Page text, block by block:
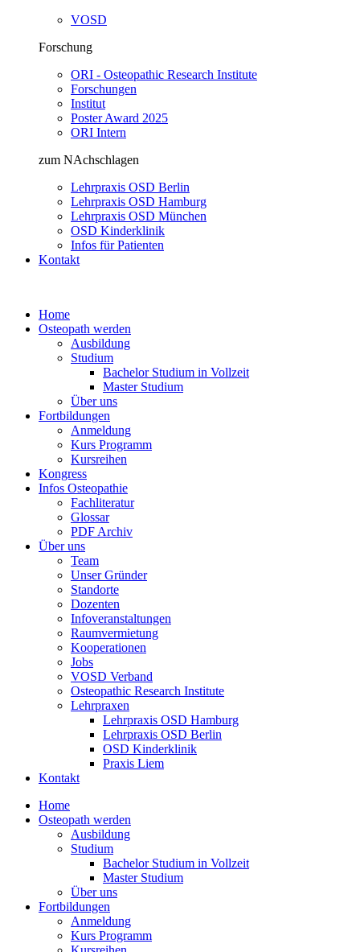
VOSD
Forschung
ORI - Osteopathic Research Institute
Forschungen
Institut
Poster Award 2025
ORI Intern
zum NAchschlagen
Lehrpraxis OSD Berlin
Lehrpraxis OSD Hamburg
Lehrpraxis OSD München
OSD Kinderklinik
Infos für Patienten
Kontakt
Home
Osteopath werden
Ausbildung
Studium
Bachelor Studium in Vollzeit
Master Studium
Über uns
Fortbildungen
Anmeldung
Kurs Programm
Kursreihen
Kongress
Infos Osteopathie
Fachliteratur
Glossar
PDF Archiv
Über uns
Team
Unser Gründer
Standorte
Dozenten
Infoveranstaltungen
Raumvermietung
Kooperationen
Jobs
VOSD Verband
Osteopathic Research Institute
Lehrpraxen
Lehrpraxis OSD Hamburg
Lehrpraxis OSD Berlin
OSD Kinderklinik
Praxis Liem
Kontakt
Home
Osteopath werden
Ausbildung
Studium
Bachelor Studium in Vollzeit
Master Studium
Über uns
Fortbildungen
Anmeldung
Kurs Programm